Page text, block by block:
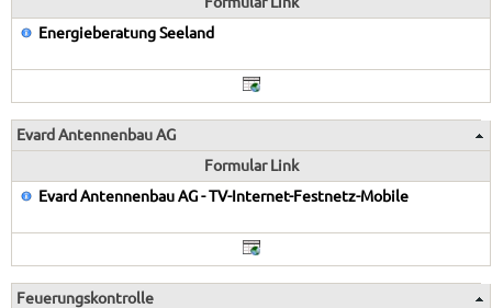
Energieberatung Seeland
Evard Antennenbau AG
Formular Link
Evard Antennenbau AG - TV-Internet-Festnetz-Mobile
Feuerungskontrolle